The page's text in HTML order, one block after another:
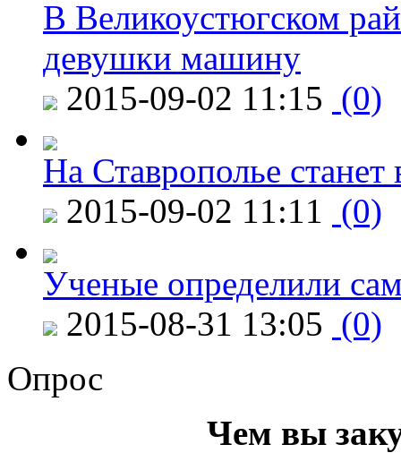
В Великоустюгском
девушки машину
2015-09-02 11:15 (0)
На Ставрополье
2015-09-02 11:11 (0)
Ученые определили
2015-08-31 13:05 (0)
Опрос
Чем вы